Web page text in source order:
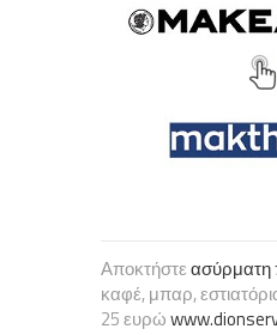
Αποκτήστεασύρματη
καφέ, μπαρ,
25 ευρώ